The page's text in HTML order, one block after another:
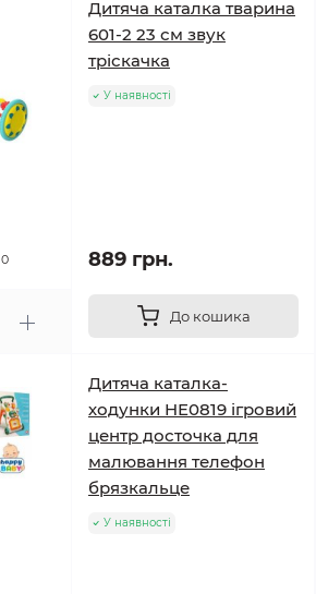
0
Дитяча каталка тварина
601-2 23 см звук
тріскачка
У наявності
889 грн.
До кошика
Дитяча каталка-
ходунки HE0819 ігровий
центр досточка для
малювання телефон
брязкальце
У наявності